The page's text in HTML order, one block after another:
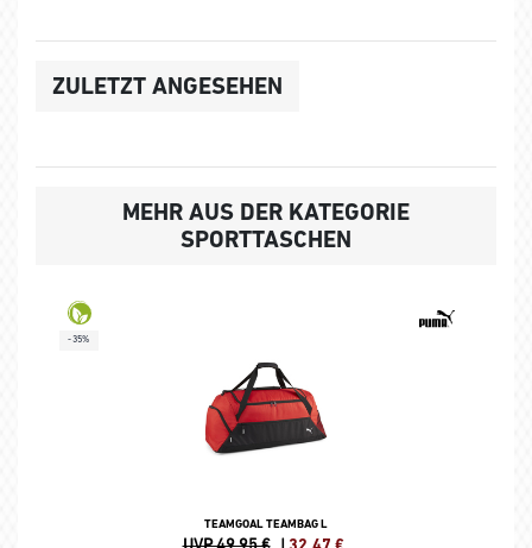
ZULETZT ANGESEHEN
MEHR AUS DER KATEGORIE
SPORTTASCHEN
-35%
TEAMGOAL TEAMBAG L